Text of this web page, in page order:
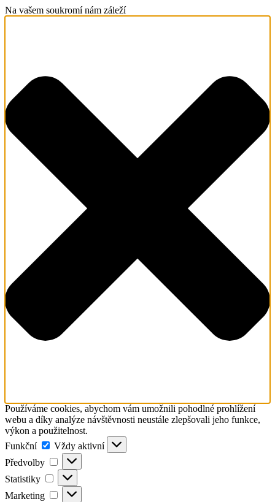
Na vašem soukromí nám záleží
Používáme cookies, abychom vám umožnili pohodlné prohlížení
webu a díky analýze návštěvnosti neustále zlepšovali jeho funkce,
výkon a použitelnost.
Funkční
Funkční
Vždy aktivní
Předvolby
Předvolby
Statistiky Statistiky
Marketing Marketing